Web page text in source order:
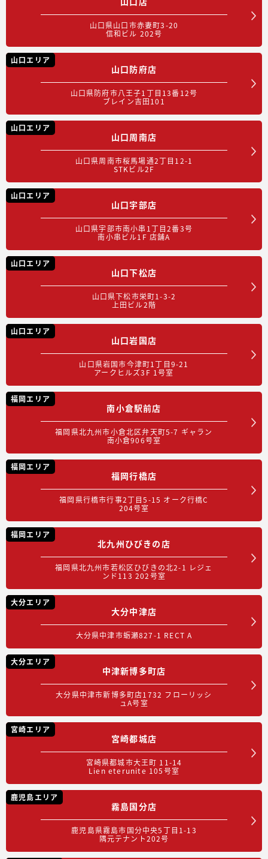
山口県山口市赤妻町3-20
信和ビル 202号
山口エリア
山口防府店
山口県防府市八王子1丁目13番12号
ブレイン吉田101
山口エリア
山口周南店
山口県周南市桜馬場通2丁目12-1
STKビル2F
山口エリア
山口宇部店
山口県宇部市南小串1丁目2番3号
南小串ビル1F 店舗A
山口エリア
山口下松店
山口県下松市栄町1-3-2
上田ビル2階
山口エリア
山口岩国店
山口県岩国市今津町1丁目9-21
アークヒルズ3F 1号室
福岡エリア
南小倉駅前店
福岡県北九州市小倉北区弁天町5-7 ギャラン
南小倉906号室
福岡エリア
福岡行橋店
福岡県行橋市行事2丁目5-15 オーク行橋C
204号室
福岡エリア
北九州ひびきの店
福岡県北九州市若松区ひびきの北2-1 レジェ
ンド113 202号室
大分エリア
大分中津店
大分県中津市蛎瀬827-1 RECT A
大分エリア
中津新博多町店
大分県中津市新博多町店1732 フローリッシ
ュA号室
宮崎エリア
宮崎都城店
宮崎県都城市大王町 11-14
Lien eterunite 105号室
鹿児島エリア
霧島国分店
鹿児島県霧島市国分中央5丁目1-13
隅元テナント202号